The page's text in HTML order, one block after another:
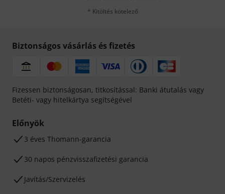
* Kitöltés kötelező
Biztonságos vásárlás és fizetés
Fizessen biztonságosan, titkosítással: Banki átutalás vagy
Betéti- vagy hitelkártya segítségével
Előnyök
3 éves Thomann-garancia
30 napos pénzvisszafizetési garancia
Javítás/Szervizelés